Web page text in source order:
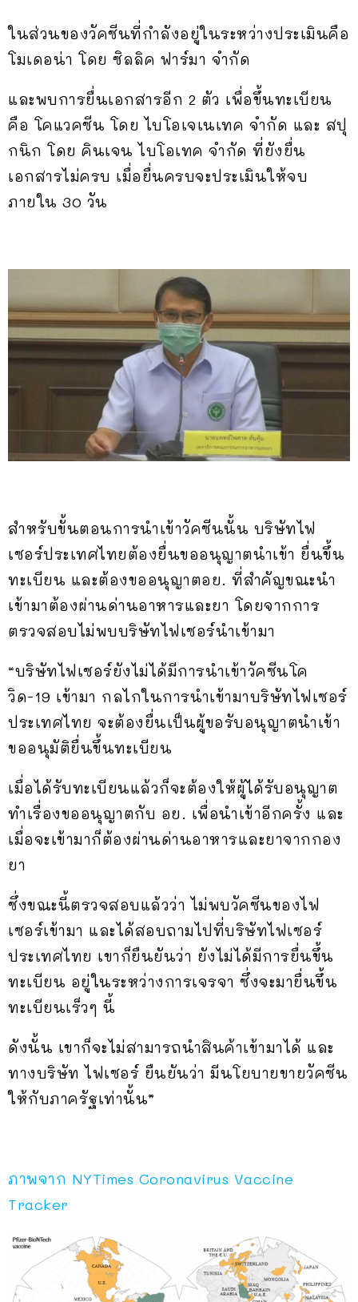
ในส่วนของวัคซีนที่กำลังอยู่ในระหว่างประเมินคือ
โมเดอน่า โดย ซิลลิค ฟาร์มา จำกัด
และพบการยื่นเอกสารอีก 2 ตัว เพื่อขึ้นทะเบียน
คือ โคแวคซีน โดย ไบโอเจเนเทค จำกัด และ สปุ
กนิก โดย คินเจน ไบโอเทค จำกัด ที่ยังยื่น
เอกสารไม่ครบ เมื่อยื่นครบจะประเมินให้จบ
ภายใน 30 วัน
สำหรับขั้นตอนการนำเข้าวัคซีนนั้น บริษัทไฟ
เซอร์ประเทศไทยต้องยื่นขออนุญาตนำเข้า ยื่นขึ้น
ทะเบียน และต้องขออนุญาตอย. ที่สำคัญขณะนำ
เข้ามาต้องผ่านด่านอาหารและยา โดยจากการ
ตรวจสอบไม่พบบริษัทไฟเซอร์นำเข้ามา
“บริษัทไฟเซอร์ยังไม่ได้มีการนำเข้าวัคซีนโค
วิด-19 เข้ามา กลไกในการนำเข้ามาบริษัทไฟเซอร์
ประเทศไทย จะต้องยื่นเป็นผู้ขอรับอนุญาตนำเข้า
ขออนุมัติยื่นขึ้นทะเบียน
เมื่อได้รับทะเบียนแล้วก็จะต้องให้ผู้ได้รับอนุญาต
ทำเรื่องขออนุญาตกับ อย. เพื่อนำเข้าอีกครั้ง และ
เมื่อจะเข้ามาก็ต้องผ่านด่านอาหารและยาจากกอง
ยา
ซึ่งขณะนี้ตรวจสอบแล้วว่า ไม่พบวัคซีนของไฟ
เซอร์เข้ามา และได้สอบถามไปที่บริษัทไฟเซอร์
ประเทศไทย เขาก็ยืนยันว่า ยังไม่ได้มีการยื่นขึ้น
ทะเบียน อยู่ในระหว่างการเจรจา ซึ่งจะมายื่นขึ้น
ทะเบียนเร็วๆ นี้
ดังนั้น เขาก็จะไม่สามารถนำสินค้าเข้ามาได้ และ
ทางบริษัท ไฟเซอร์ ยืนยันว่า มีนโยบายขายวัคซีน
ให้กับภาครัฐเท่านั้น”
ภาพจาก NYTimes Coronavirus Vaccine
Tracker